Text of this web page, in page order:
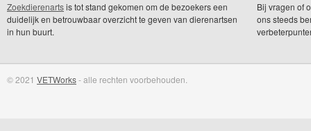
Zoekdierenartsis tot stand gekomen om de bezoekers een
duidelijk en betrouwbaar overzicht te geven van dierenartsen
in hun buurt.
Bij vragen of
ons steeds
© 2021 VETWorks- alle rechten voorbehouden.